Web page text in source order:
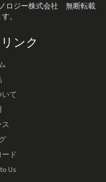
ロジー株式会社 無断転載
。
ンク
て
ド
Us